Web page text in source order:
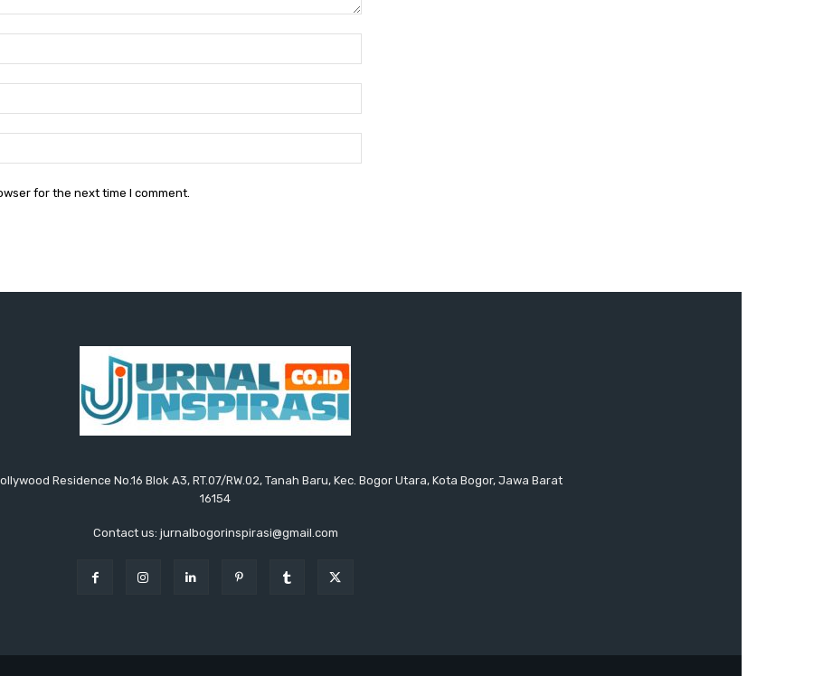
for the next time I comment.
Residence No.16 Blok A3, RT.07/RW.02, Tanah Baru, Kec. Bogor Utara, Kota Bogor, Jawa Barat
16154
Contact us: jurnalbogorinspirasi@gmail.com